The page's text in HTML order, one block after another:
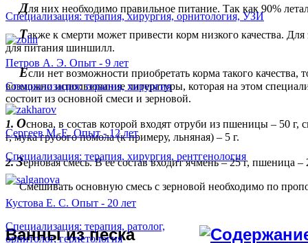
Для них необходимо правильное питание. Так как 90%
Также к смерти может привести корм низкого качества.
для питания шиншилл.
Если нет возможности приобретать корма такого
возможно использование литературы, которая на этом
состоит из основной смеси и зерновой.
1. Основа, в состав которой входят отруби из пшеницы – 50
г, мука грубого помола (к примеру, льняная) – 5 г.
2. Зерновая смесь. В ее состав входит ячмень – 25 г, пшеница
Смешивать основную смесь с зерновой необходимо по
Ванны из песка
Специализация: терапия, хирургия, орнитология, УЗИ
Петров А. Э. Опыт - 9 лет
Специализация: терапия, хирургия
Сергеев М. Е. Опыт - 12 лет
Специализация: терапия, хирургия, рентгенология
Кустова Е. С. Опыт - 20 лет
Специализация: терапия, ратолог,
орнитолог, герпетология